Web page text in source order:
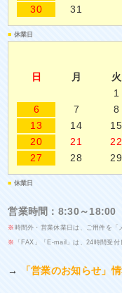
30
31
■ 休業日
日
月 火
1
6
7 8
13
14 15
20
21 22
27
28 29
■ 休業日
営業時間：8:30～18:00
※ 時間外・営業休業日は、ご用件を「
※ 「FAX」「E-mail」は、24時間受付
→ 「営業のお知らせ」